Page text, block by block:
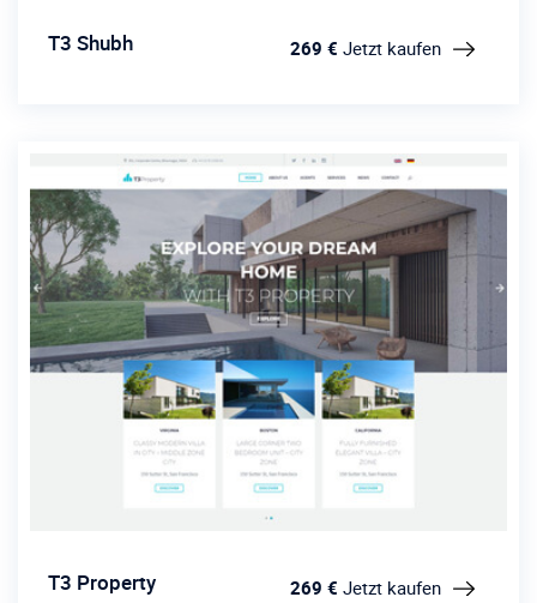
T3 Shubh 269 € Jetzt kaufen
T3 Property 269 € Jetzt kaufen